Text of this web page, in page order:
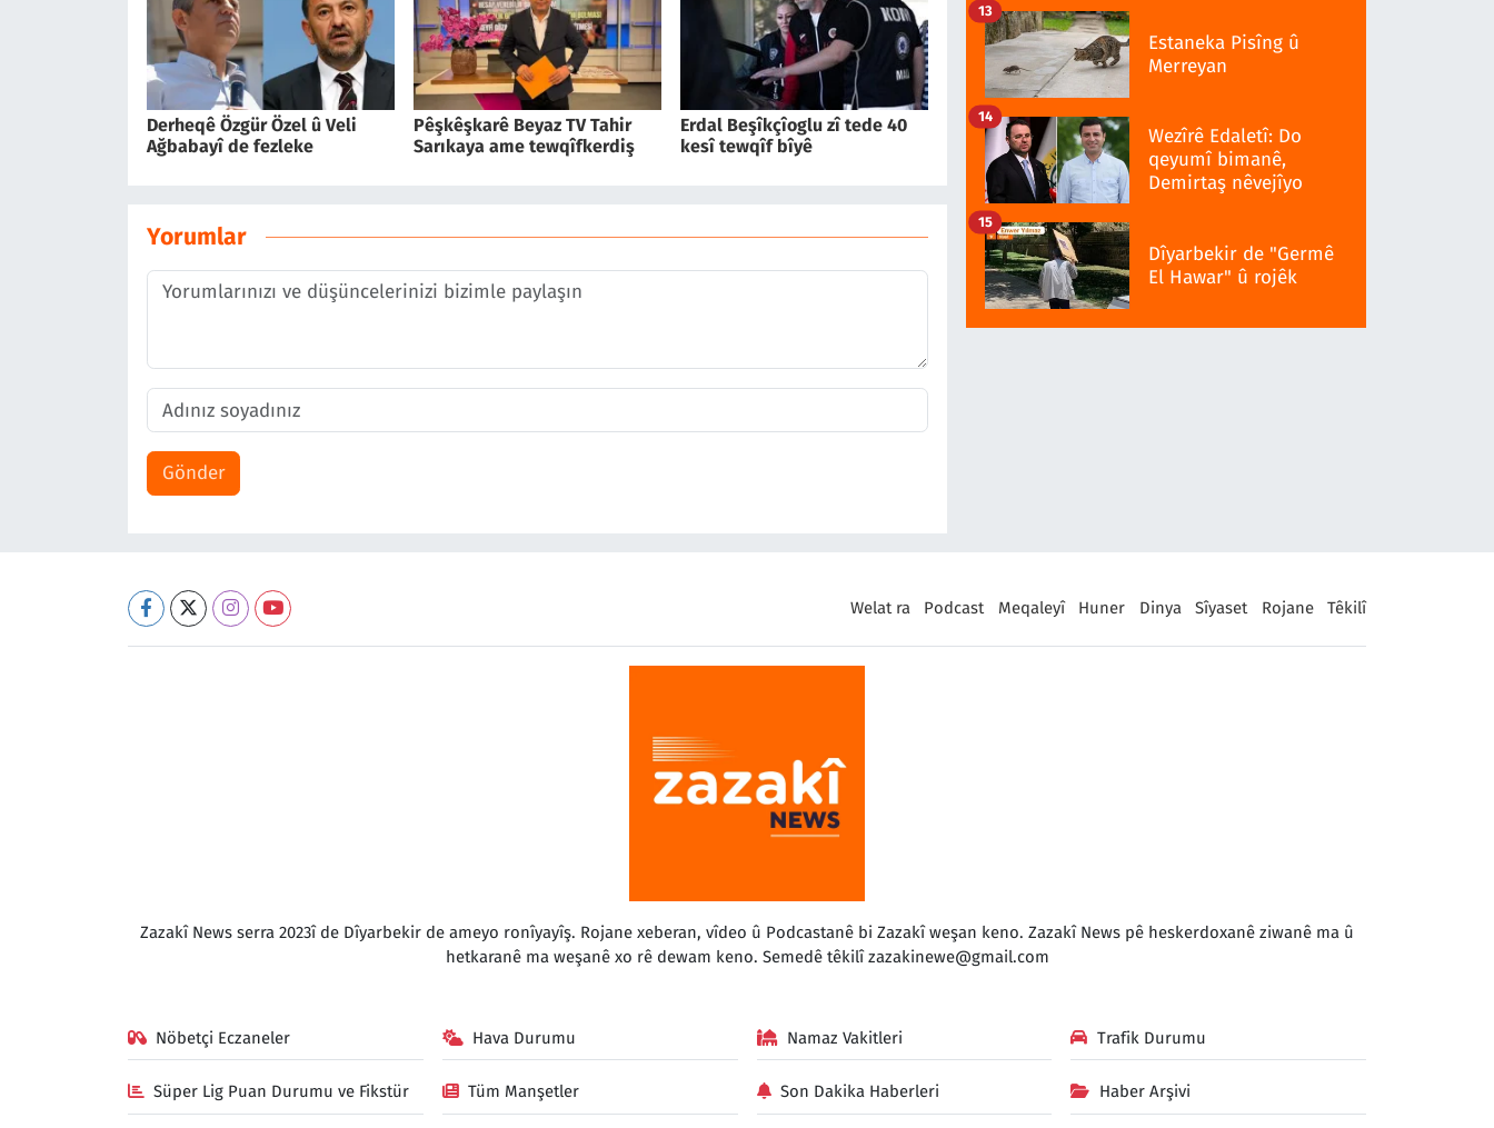
Derheqê Özgür Özel û Veli
Ağbabayî de fezleke
Pêşkêşkarê Beyaz TV Tahir
Sarıkaya ame tewqîfkerdiş
Erdal Beşîkçîoglu zî tede 40
kesî tewqîf bîyê
Yorumlar
Gönder
Estaneka Pisîng û
Merreyan
13
Wezîrê Edaletî: Do
qeyumî bimanê,
Demirtaş nêvejîyo
14
Dîyarbekir de "Germê
El Hawar" û rojêk
15
Welat ra Podcast Meqaleyî Huner Dinya Sîyaset Rojane Têkilî
Zazakî News serra 2023î de Dîyarbekir de ameyo ronîyayîş. Rojane xeberan, vîdeo û Podcastanê bi Zazakî weşan keno. Zazakî News pê heskerdoxanê ziwanê ma û
hetkaranê ma weşanê xo rê dewam keno. Semedê têkilîzazakinewe@gmail.com
Nöbetçi Eczaneler Hava Durumu Namaz Vakitleri Trafik Durumu
Süper Lig Puan Durumu ve Fikstür Tüm Manşetler Son Dakika Haberleri Haber Arşivi